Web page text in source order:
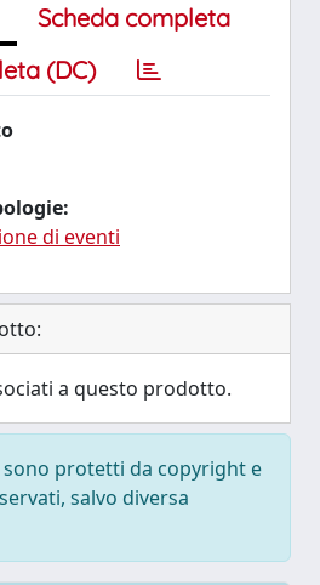
Scheda completa
(DC)
di eventi
a questo prodotto.
sono protetti da copyright e
salvo diversa